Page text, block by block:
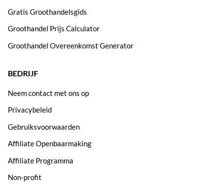
Gratis Groothandelsgids
Groothandel Prijs Calculator
Groothandel Overeenkomst Generator
BEDRIJF
Neem contact met ons op
Privacybeleid
Gebruiksvoorwaarden
Affiliate Openbaarmaking
Affiliate Programma
Non-profit